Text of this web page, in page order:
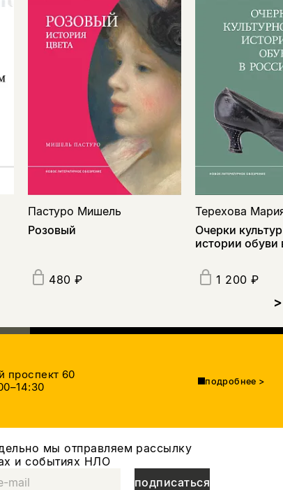
Пастуро Мишель
Розовый
480 ₽
Терехова
Очерки
истории обуви
1 200 ₽
>
проспект 60
подробнее >
мы отправляем рассылку
и событиях НЛО
подписаться